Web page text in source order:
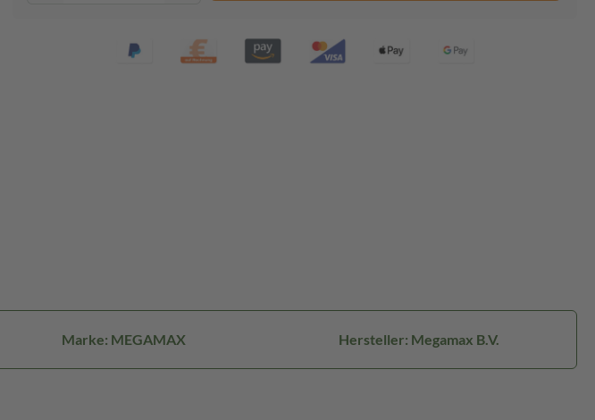
Marke: MEGAMAX Hersteller: Megamax B.V.